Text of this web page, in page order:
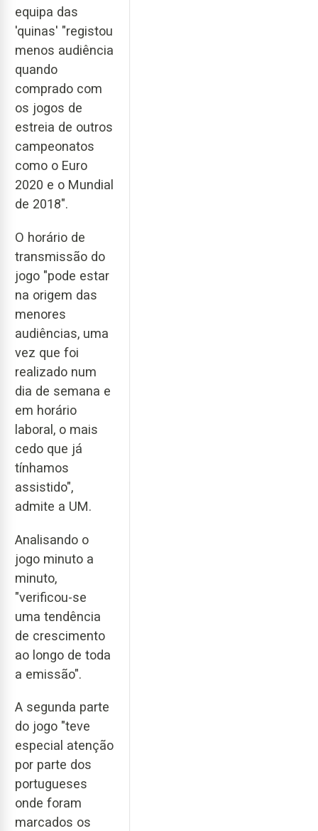
equipa das
'quinas' "registou
menos audiência
quando
comprado com
os jogos de
estreia de outros
campeonatos
como o Euro
2020 e o Mundial
de 2018".
O horário de
transmissão do
jogo "pode estar
na origem das
menores
audiências, uma
vez que foi
realizado num
dia de semana e
em horário
laboral, o mais
cedo que já
tínhamos
assistido",
admite a UM.
Analisando o
jogo minuto a
minuto,
"verificou-se
uma tendência
de crescimento
ao longo de toda
a emissão".
A segunda parte
do jogo "teve
especial atenção
por parte dos
portugueses
onde foram
marcados os